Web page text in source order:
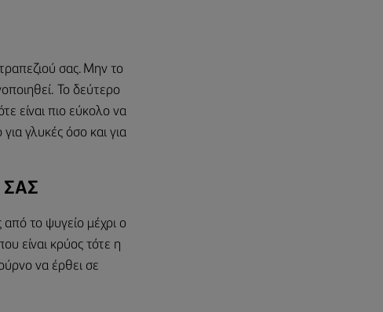
σας. Μην το
Το δεύτερο
είναι πιο εύκολο να
γλυκές όσο και για
ΣΑΣ
το ψυγείο μέχρι ο
είναι κρύος τότε η
να έρθει σε